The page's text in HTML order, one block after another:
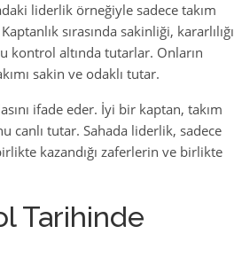
liderlik örneğiyle sadece takım
sırasında sakinliği, kararlılığı
kontrol altında tutarlar. Onların
sakin ve odaklı tutar.
ifade eder. İyi bir kaptan, takım
canlı tutar. Sahada liderlik, sadece
kazandığı zaferlerin ve birlikte
Tarihinde